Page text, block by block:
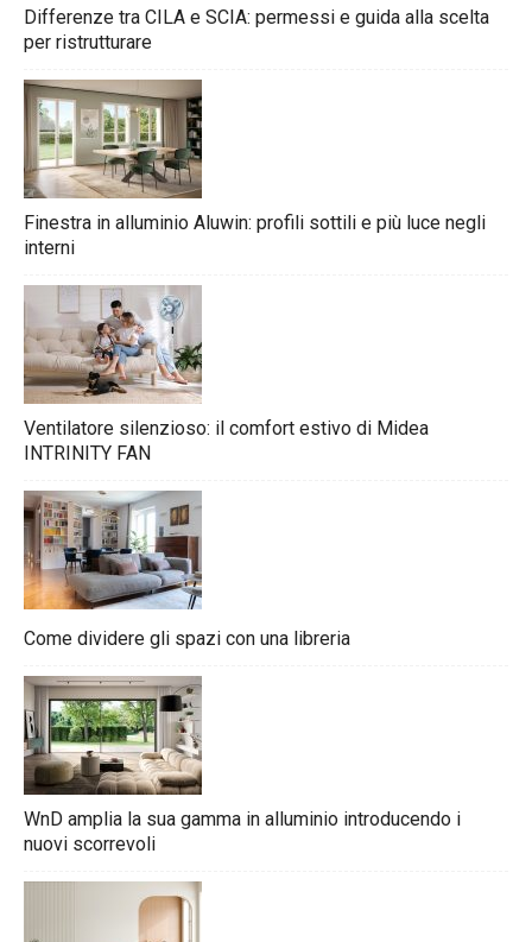
Differenze tra CILA e SCIA: permessi e guida alla scelta
per ristrutturare
Finestra in alluminio Aluwin: profili sottili e più luce negli
interni
Ventilatore silenzioso: il comfort estivo di Midea
INTRINITY FAN
Come dividere gli spazi con una libreria
WnD amplia la sua gamma in alluminio introducendo i
nuovi scorrevoli